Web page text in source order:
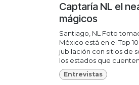
Captaría NL el
mágicos
Santiago, NL Foto
México está en el Top
jubilación con sitios de
los estados que
Entrevistas